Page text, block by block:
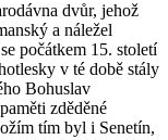
dvůr, jehož
a náležel
počátkem 15. století
v té době stály
Bohuslav
zděděné
tím byl i Senetín,